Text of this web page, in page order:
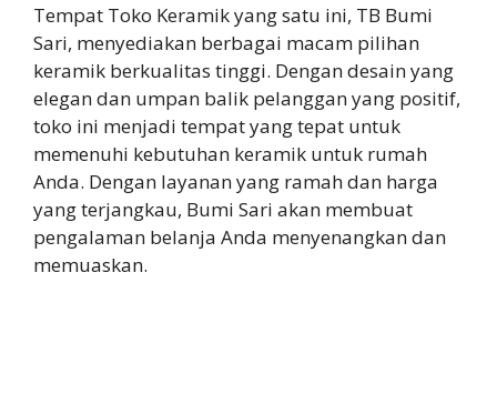
Tempat Toko Keramik yang satu ini, TB Bumi
Sari, menyediakan berbagai macam pilihan
keramik berkualitas tinggi. Dengan desain yang
elegan dan umpan balik pelanggan yang positif,
toko ini menjadi tempat yang tepat untuk
memenuhi kebutuhan keramik untuk rumah
Anda. Dengan layanan yang ramah dan harga
yang terjangkau, Bumi Sari akan membuat
pengalaman belanja Anda menyenangkan dan
memuaskan.